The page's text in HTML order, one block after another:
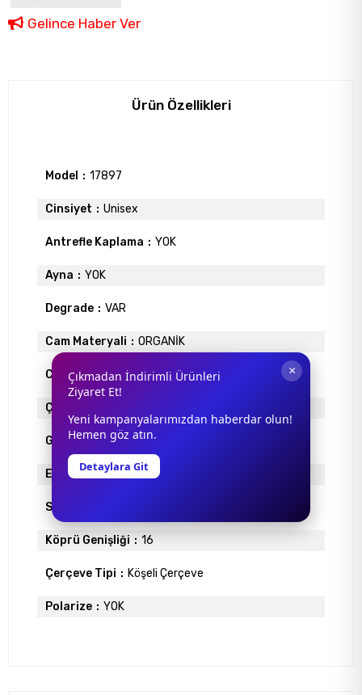
Gelince Haber Ver
Ürün Özellikleri
Model 17897
Cinsiyet Unisex
Antrefle Kaplama YOK
Ayna YOK
Degrade VAR
Cam Materyali ORGANİK
Cam Rengi FÜME
Çerçeve Materyali
Gövde Rengi KARMA
Ekartman 55
Sap Uzunlugu
Köprü Genişliği 16
Çerçeve Tipi Köşeli Çerçeve
Polarize YOK
×
Çıkmadan İndirimli Ürünleri
Ziyaret Et!
Yeni kampanyalarımızdan haberdar olun!
Hemen göz atın.
Detaylara Git